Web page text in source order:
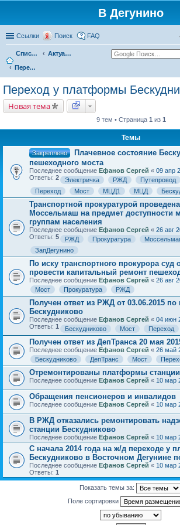
В Дегунино
Ссылки Поиск FAQ
Список форумов
Актуальные вопросы
Переход у платформы Бескудниково
Переход у платформы
Новая тема
9 тем • Страница 1 из 1
Темы
Закреплено
Плачевное состояние
пешеходного моста
Последнее сообщение Ефанов Сергей « 09 апр
Ответы: 2 Электричка РЖД Путепровод
Переход
Мост МЦД1 МЦД
Транспортной прокуратурой
Моссельмаш на предмет доступности
группам населения
Последнее сообщение Ефанов Сергей « 26 авг
Ответы: 5 РЖД Прокуратура
ЗапДегунино
По иску транспортного прокурора
провести капитальный ремонт
Последнее сообщение Ефанов Сергей « 26 авг
Мост
Прокуратура РЖД
Получен ответ из РЖД от 03.06.2015
Бескудниково
Последнее сообщение Ефанов Сергей « 04 июн
Ответы: 1 Бескудниково Мост Переход
Получен ответ из ДепТранса 20 мая
Последнее сообщение Ефанов Сергей « 26 май
Бескудниково
ДепТранс Мост
Отремонтированы платформы
Последнее сообщение Ефанов Сергей « 10 мар
Обращения пенсионеров и инвалидов
Последнее сообщение Ефанов Сергей « 10 мар
В РЖД отказались ремонтировать
станции Бескудниково
Последнее сообщение Ефанов Сергей « 10 мар
С начала 2014 года на ж/д переходе у
Бескудниково в Восточном Дегунине
Последнее сообщение Ефанов Сергей « 10 мар
Ответы: 1
Показать темы за:
Поле сортировки